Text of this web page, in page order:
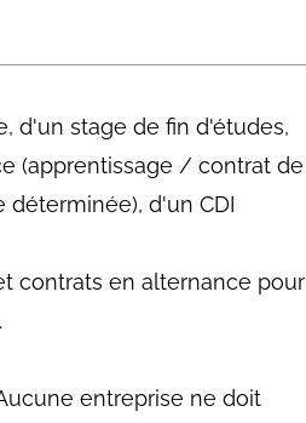
Les écoles se présentent
Avec nos focus diplômes
d'un stage de fin d'études,
(apprentissage / contrat de
déterminée), d'un CDI
contrats en alternance pour
entreprise ne doit